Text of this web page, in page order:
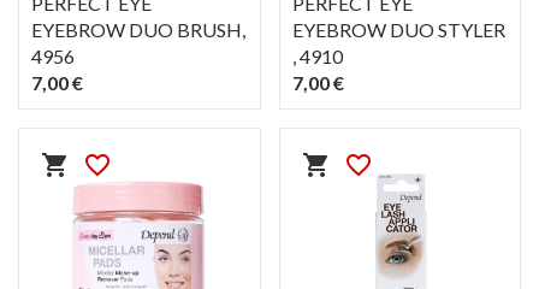
EYEBROW DUO BRUSH,
4956
7,00 €
EYEBROW DUO STYLER
, 4910
7,00 €
shopping_cart favorite_border shopping_cart favorite_border